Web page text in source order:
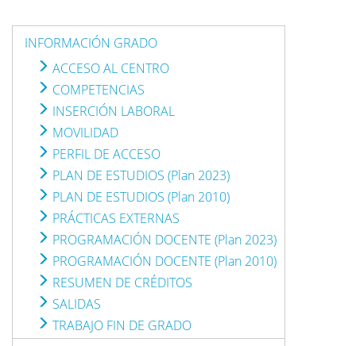
INFORMACIÓN GRADO
ACCESO AL CENTRO
COMPETENCIAS
INSERCIÓN LABORAL
MOVILIDAD
PERFIL DE ACCESO
PLAN DE ESTUDIOS (Plan 2023)
PLAN DE ESTUDIOS (Plan 2010)
PRÁCTICAS EXTERNAS
PROGRAMACIÓN DOCENTE (Plan 2023)
PROGRAMACIÓN DOCENTE (Plan 2010)
RESUMEN DE CRÉDITOS
SALIDAS
TRABAJO FIN DE GRADO